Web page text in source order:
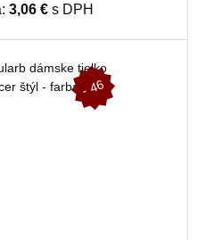
3,06 € s DPH
-
4
6